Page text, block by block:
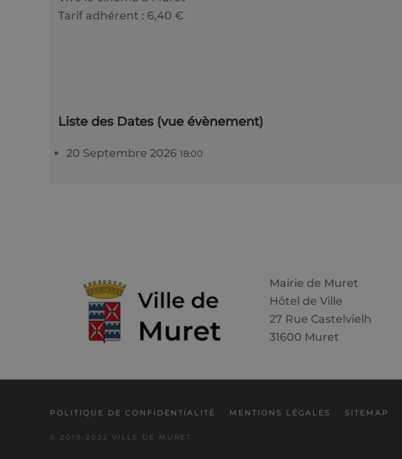
Tarif adhérent : 6,40 €
Liste des Dates (vue évènement)
20 Septembre 2026 18:00
Mairie de Muret
Hôtel de Ville
27 Rue Castelvielh
31600 Muret
POLITIQUE DE CONFIDENTIALITÉ MENTIONS LÉGALES SITEMAP
© 2019-2022 VILLE DE MURET